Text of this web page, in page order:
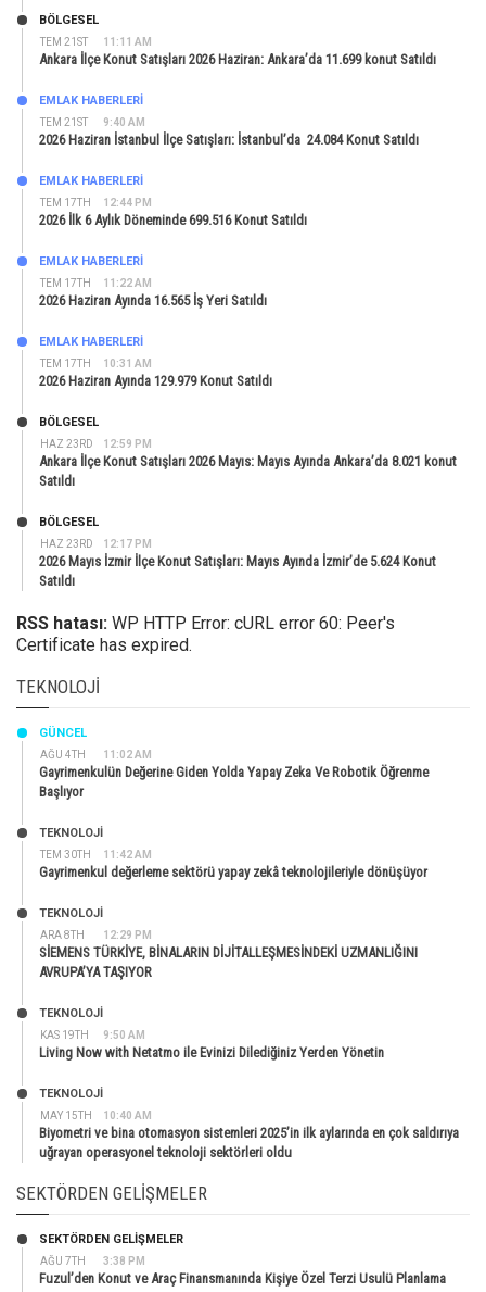
TEM 21ST 11:11 AM
BÖLGESEL
Ankara İlçe Konut Satışları 2026 Haziran: Ankara’da 11.699 konut Satıldı
TEM 21ST 9:40 AM
EMLAK HABERLERI
2026 Haziran İstanbul İlçe Satışları: İstanbul’da 24.084 Konut Satıldı
TEM 17TH 12:44 PM
EMLAK HABERLERI
2026 İlk 6 Aylık Döneminde 699.516 Konut Satıldı
TEM 17TH 11:22 AM
EMLAK HABERLERI
2026 Haziran Ayında 16.565 İş Yeri Satıldı
TEM 17TH 10:31 AM
EMLAK HABERLERI
2026 Haziran Ayında 129.979 Konut Satıldı
HAZ 23RD 12:59 PM
BÖLGESEL
Ankara İlçe Konut Satışları 2026 Mayıs: Mayıs Ayında Ankara’da 8.021 konut
Satıldı
HAZ 23RD 12:17 PM
BÖLGESEL
2026 Mayıs İzmir İlçe Konut Satışları: Mayıs Ayında İzmir’de 5.624 Konut
Satıldı
RSS hatası: WP HTTP Error: cURL error 60: Peer's
Certificate has expired.
TEKNOLOJI
AĞU 4TH 11:02 AM
GÜNCEL
Gayrimenkulün Değerine Giden Yolda Yapay Zeka Ve Robotik Öğrenme
Başlıyor
TEM 30TH 11:42 AM
TEKNOLOJİ
Gayrimenkul değerleme sektörü yapay zekâ teknolojileriyle dönüşüyor
ARA 8TH 12:29 PM
TEKNOLOJİ
SİEMENS TÜRKİYE, BİNALARIN DİJİTALLEŞMESİNDEKİ UZMANLIĞINI
AVRUPA’YA TAŞIYOR
KAS 19TH 9:50 AM
TEKNOLOJİ
Living Now with Netatmo ile Evinizi Dilediğiniz Yerden Yönetin
MAY 15TH 10:40 AM
TEKNOLOJİ
Biyometri ve bina otomasyon sistemleri 2025’in ilk aylarında en çok saldırıya
uğrayan operasyonel teknoloji sektörleri oldu
SEKTÖRDEN GELIŞMELER
AĞU 7TH 3:38 PM
SEKTÖRDEN GELIŞMELER
Fuzul’den Konut ve Araç Finansmanında Kişiye Özel Terzi Usulü Planlama